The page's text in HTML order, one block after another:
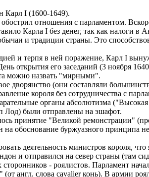
Карл I (1600-1649).
отношения с парламентом.
Карла I без денег, так как налоги в
и традиции страны. Это
и терпя в ней поражение, Карл I
открытия его заседаний (3 ноября
можно назвать "мирными".
дворянство (они составляли
короля без сотрудничества с
органы абсолютизма ("Высокая
Лод) были отправлены на эшафот.
принятие "Великой ремонстрации"
обоснование буржуазного принципа
деятельность министров короля,
и отправился на север страны (там
- роялистов. Парламент
англ. слова cavalier конь). В армии